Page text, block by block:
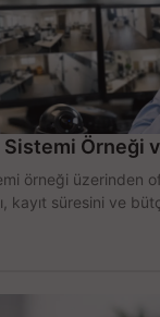
Örneği
örneği üzerinden
kayıt süresini ve